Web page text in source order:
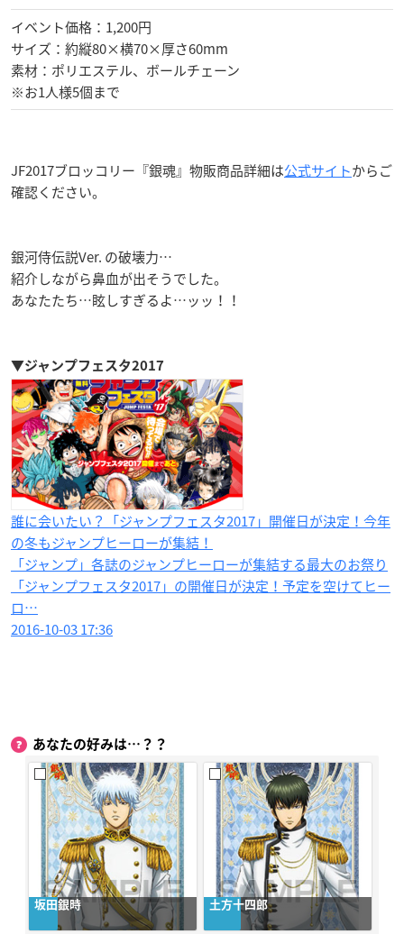
イベント価格：1,200円
サイズ：約縦80×横70×厚さ60mm
素材：ポリエステル、ボールチェーン
※お1人様5個まで
JF2017ブロッコリー『銀魂』物販商品詳細は公式サイトからご
確認ください。
銀河侍伝説Ver. の破壊力…
紹介しながら鼻血が出そうでした。
あなたたち…眩しすぎるよ…ッッ！！
▼ジャンプフェスタ2017
誰に会いたい？「ジャンプフェスタ2017」開催日が決定！今年
の冬もジャンプヒーローが集結！
「ジャンプ」各誌のジャンプヒーローが集結する最大のお祭り
「ジャンプフェスタ2017」の開催日が決定！予定を空けてヒー
ロ…
2016-10-03 17:36
あなたの好みは…？？
坂田銀時 土方十四郎